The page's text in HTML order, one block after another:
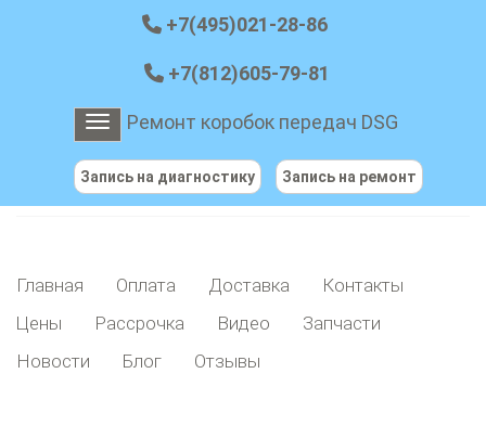
+7(495)021-28-86
+7(812)605-79-81
Toggle navigation
Ремонт коробок передач DSG
Запись на диагностику Запись на ремонт
Главная Оплата Доставка
Контакты
Цены
Рассрочка Видео
Запчасти
Новости
Блог Отзывы